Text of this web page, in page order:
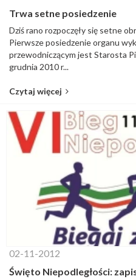
Trwa setne posiedzenie
Dziś rano rozpoczęły się setne
Pierwsze posiedzenie organu
przewodniczącym jest Starosta
grudnia 2010 r...
Czytaj więcej
02-11-2012
Święto Niepodległości: